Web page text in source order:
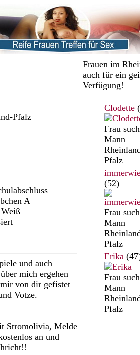
Pfalz
A
und auch
mich ergehen
von dir gefistet
Votze.
Stromolivia, Melde
an und
Frauen im
auch für ein
Verfügung!
Clodette
Frau
Mann
Pfalz
(52)
Frau
Mann
Pfalz
Erika
Frau
Mann
Pfalz